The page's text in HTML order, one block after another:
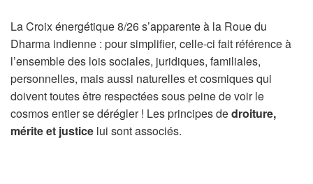
La Croix énergétique 8/26 s’apparente à la Roue du
Dharma indienne : pour simplifier, celle-ci fait référence à
l’ensemble des lois sociales, juridiques, familiales,
personnelles, mais aussi naturelles et cosmiques qui
doivent toutes être respectées sous peine de voir le
cosmos entier se dérégler ! Les principes dedroiture,
mérite et justice lui sont associés.